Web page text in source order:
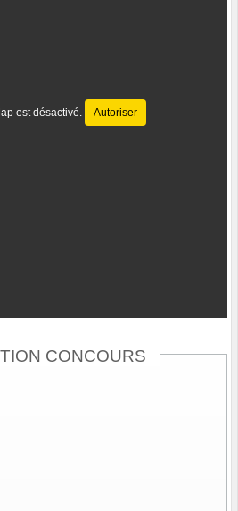
est désactivé. Autoriser
CONCOURS